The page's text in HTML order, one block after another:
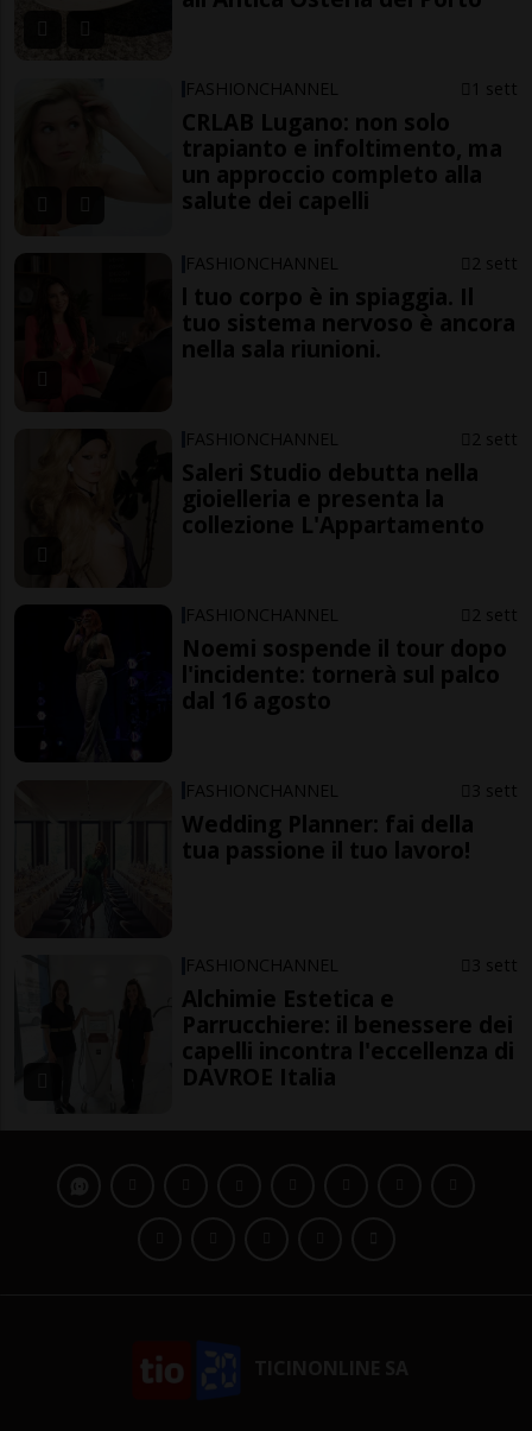
FASHIONCHANNEL 1 sett
CRLAB Lugano: non solo
trapianto e infoltimento, ma
un approccio completo alla
salute dei capelli
FASHIONCHANNEL 2 sett
l tuo corpo è in spiaggia. Il
tuo sistema nervoso è ancora
nella sala riunioni.
FASHIONCHANNEL 2 sett
Saleri Studio debutta nella
gioielleria e presenta la
collezione L'Appartamento
FASHIONCHANNEL 2 sett
Noemi sospende il tour dopo
l'incidente: tornerà sul palco
dal 16 agosto
FASHIONCHANNEL 3 sett
Wedding Planner: fai della
tua passione il tuo lavoro!
FASHIONCHANNEL 3 sett
Alchimie Estetica e
Parrucchiere: il benessere dei
capelli incontra l'eccellenza di
DAVROE Italia